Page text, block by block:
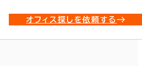
オフィス探しを依頼する